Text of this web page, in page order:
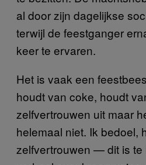
al door zijn dagelijkse
terwijl de feestganger
keer te ervaren.
Het is vaak een
houdt van coke, houdt
zelfvertrouwen uit maar
helemaal niet. Ik bedoel,
zelfvertrouwen — dit is te